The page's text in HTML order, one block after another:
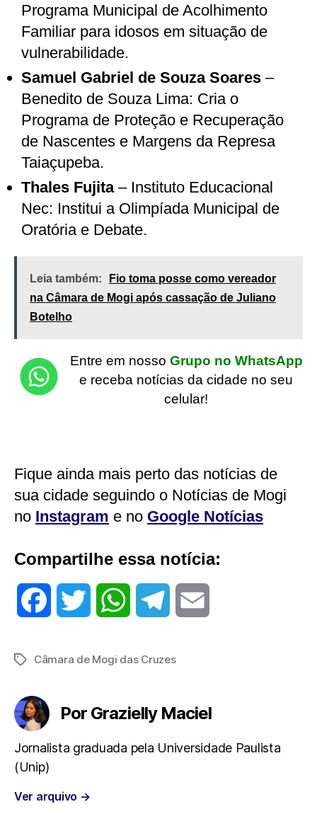
Programa Municipal de Acolhimento
Familiar para idosos em situação de
vulnerabilidade.
Samuel Gabriel de Souza Soares –
Benedito de Souza Lima: Cria o
Programa de Proteção e Recuperação
de Nascentes e Margens da Represa
Taiaçupeba.
Thales Fujita– Instituto Educacional
Nec: Institui a Olimpíada Municipal de
Oratória e Debate.
Leia também:
Fio toma posse como vereador
na Câmara de Mogi após cassação de Juliano
Botelho
Entre em nosso Grupo no WhatsApp
e receba notícias da cidade no seu
celular!
Fique ainda mais perto das notícias de
sua cidade seguindo o Notícias de Mogi
no Instagram e no Google Notícias
Compartilhe essa notícia:
o
TagsCâmara de Mogi das Cruzes
Por Grazielly Maciel
Jornalista graduada pela Universidade Paulista
(Unip)
Ver arquivo →